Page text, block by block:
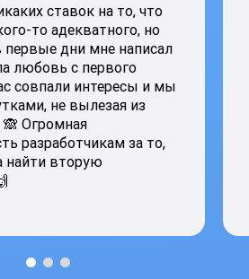
ставок на то, что
то адекватного, но
первые дни мне написал
любовь с первого
совпали интересы и мы
не вылезая из
Огромная
разработчикам за то,
найти вторую